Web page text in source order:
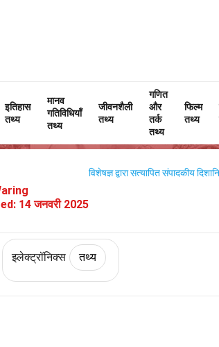
इतिहास
तथ्य
मानव
गतिविधियाँ
तथ्य
जीवनशैली
तथ्य
गणित
और
तर्क
तथ्य
फिल्म
तथ्य
इलेक्ट्रॉनिक्सतथ्य
के बारे में 30 तथ्य
14 जनवरी 2025
विशेषज्ञ द्वारा सत्यापित संपादकीय
इलेक्ट्रॉनिक्स तथ्य